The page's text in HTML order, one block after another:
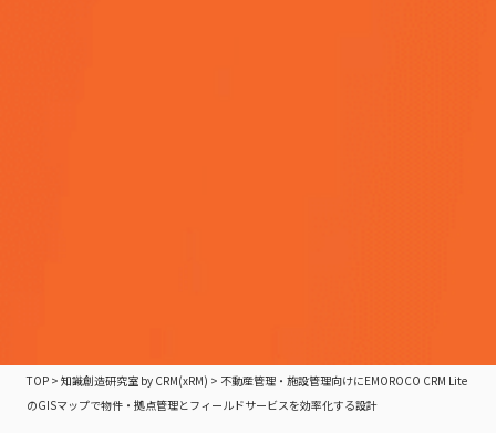
TOP >知識創造研究室 by CRM(xRM) > 不動産管理・施設管理向けにEMOROCO CRM Lite
のGISマップで物件・拠点管理とフィールドサービスを効率化する設計